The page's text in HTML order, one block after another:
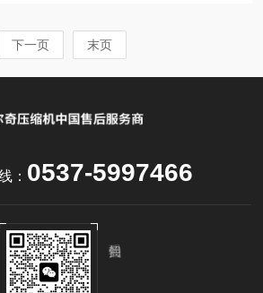
下一页 末页
： 0537-5997466